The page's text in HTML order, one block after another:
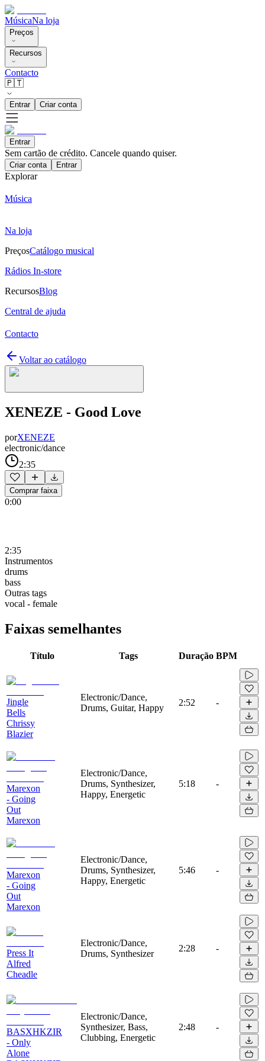
MúsicaNa loja
Preços
Recursos
Contacto
🇵🇹
Entrar Criar conta
Entrar
Sem cartão de crédito. Cancele quando quiser.
Criar conta Entrar
Explorar
Música
Na loja
PreçosCatálogo musical
Rádios In-store
RecursosBlog
Central de ajuda
Contacto
Voltar ao catálogo
XENEZE - Good Love
porXENEZE
electronic/dance
2:35
Comprar faixa
0:00
2:35
Instrumentos
drums
bass
Outras tags
vocal - female
Faixas semelhantes
Título Tags Duração BPM
Jingle
Bells
Chrissy
Blazier
Electronic/Dance,
Drums, Guitar, Happy
2:52 -
Marexon
- Going
Out
Marexon
Electronic/Dance,
Drums, Synthesizer,
Happy, Energetic
5:18 -
Marexon
- Going
Out
Marexon
Electronic/Dance,
Drums, Synthesizer,
Happy, Energetic
5:46 -
Press It
Alfred
Cheadle
Electronic/Dance,
Drums, Synthesizer
2:28 -
BASXHKZIR
- Only
Alone
Electronic/Dance,
Synthesizer, Bass,
Clubbing, Energetic
2:48 -